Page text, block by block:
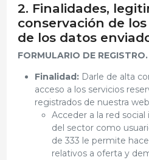
2. Finalidades,
conservación de
de los datos
FORMULARIO DE REGISTRO.
Finalidad: Darle de alta
acceso a los servicios
registrados de nuestra
Acceder a la red
del sector como
de 333 le permite
relativos a oferta y